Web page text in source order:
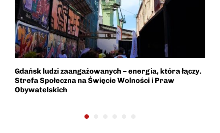
Gdańsk ludzi zaangażowanych – energia, która łączy.
Strefa Społeczna na Święcie Wolności i Praw
Obywatelskich